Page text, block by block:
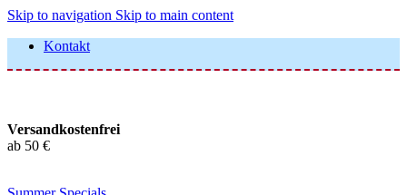
Skip to navigation Skip to main content
Kontakt
Versandkostenfrei
ab 50 €